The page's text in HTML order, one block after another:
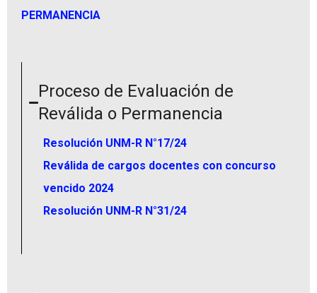
PERMANENCIA
Proceso de Evaluación de
Reválida o Permanencia
Resolución UNM-R N°17/24
Reválida de cargos docentes con concurso
vencido 2024
Resolución UNM-R N°31/24